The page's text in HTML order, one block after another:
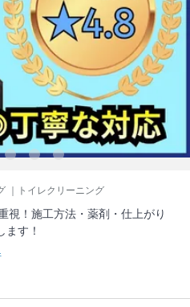
｜トイレクリーニング
視！施工方法・薬剤・仕上がり
ます！